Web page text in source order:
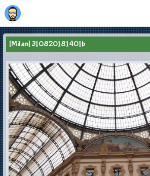
[Milan] 310820181401b